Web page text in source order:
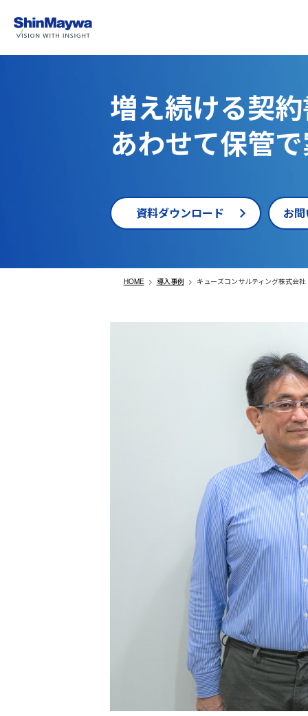
増え続ける契
あわせて保管
資料ダウンロード お
HOME 導入事例 キューズコンサルティング株式会社